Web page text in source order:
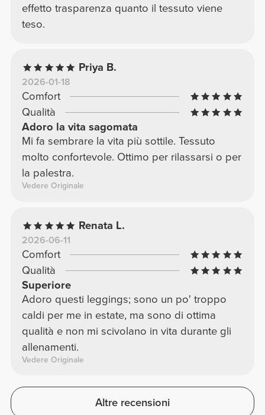
effetto trasparenza quanto il tessuto viene
teso.
Priya B.
2026-01-18
Comfort
Qualità
Adoro la vita sagomata
Mi fa sembrare la vita più sottile. Tessuto
molto confortevole. Ottimo per rilassarsi o per
la palestra.
Vedere Originale
Renata L.
2026-06-11
Comfort
Qualità
Superiore
Adoro questi leggings; sono un po' troppo
caldi per me in estate, ma sono di ottima
qualità e non mi scivolano in vita durante gli
allenamenti.
Vedere Originale
Altre recensioni